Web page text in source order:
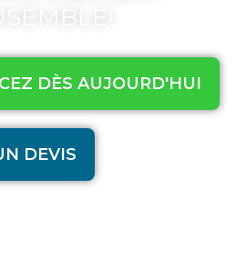
DÈS AUJOURD'HUI
DEVIS